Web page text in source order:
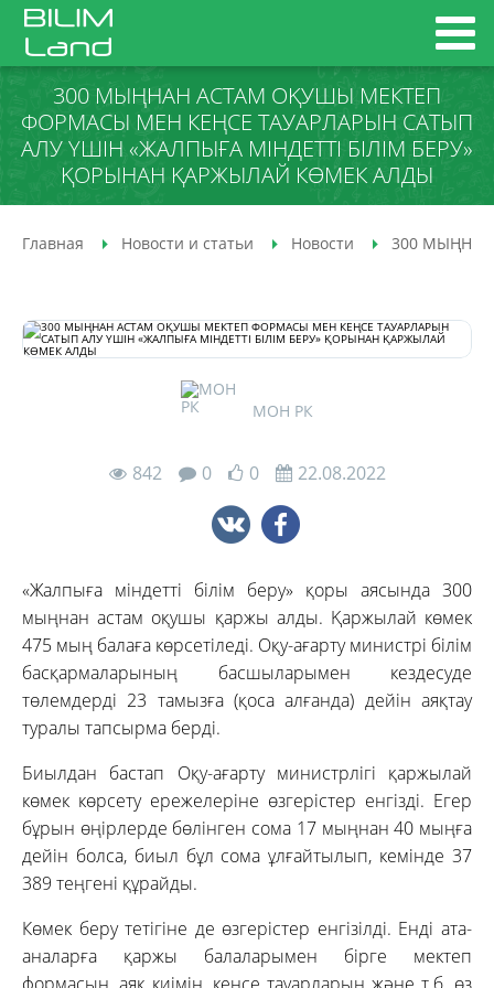
300 МЫҢНАН АСТАМ ОҚУШЫ МЕКТЕП
ФОРМАСЫ МЕН КЕҢСЕ ТАУАРЛАРЫН САТЫП
АЛУ ҮШІН «ЖАЛПЫҒА МІНДЕТТІ БІЛІМ БЕРУ»
ҚОРЫНАН ҚАРЖЫЛАЙ КӨМЕК АЛДЫ
Главная Новости и статьи Новости 300
МОН РК
842 0 0 22.08.2022
«Жалпыға міндетті білім беру» қоры аясында 300
мыңнан астам оқушы қаржы алды. Қаржылай көмек
475 мың балаға көрсетіледі. Оқу-ағарту министрі білім
басқармаларының басшыларымен кездесуде
төлемдерді 23 тамызға (қоса алғанда) дейін аяқтау
туралы тапсырма берді.
Биылдан бастап Оқу-ағарту министрлігі қаржылай
көмек көрсету ережелеріне өзгерістер енгізді. Егер
бұрын өңірлерде бөлінген сома 17 мыңнан 40 мыңға
дейін болса, биыл бұл сома ұлғайтылып, кемінде 37
389 теңгені құрайды.
Көмек беру тетігіне де өзгерістер енгізілді. Енді ата-
аналарға қаржы балаларымен бірге мектеп